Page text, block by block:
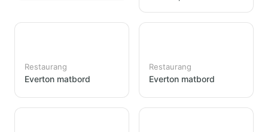
Restaurang
Everton matbord
Restaurang
Everton matbord